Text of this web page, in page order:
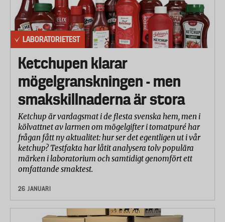
LABORATORIETEST
Ketchupen klarar
mögelgranskningen - men
smakskillnaderna är stora
Ketchup är vardagsmat i de flesta svenska hem, men i
kölvattnet av larmen om mögelgifter i tomatpuré har
frågan fått ny aktualitet: hur ser det egentligen ut i vår
ketchup? Testfakta har låtit analysera tolv populära
märken i laboratorium och samtidigt genomfört ett
omfattande smaktest.
26 JANUARI